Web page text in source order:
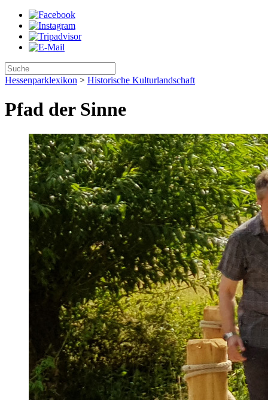
Hessenparklexikon > Historische Kulturlandschaft
Pfad der Sinne